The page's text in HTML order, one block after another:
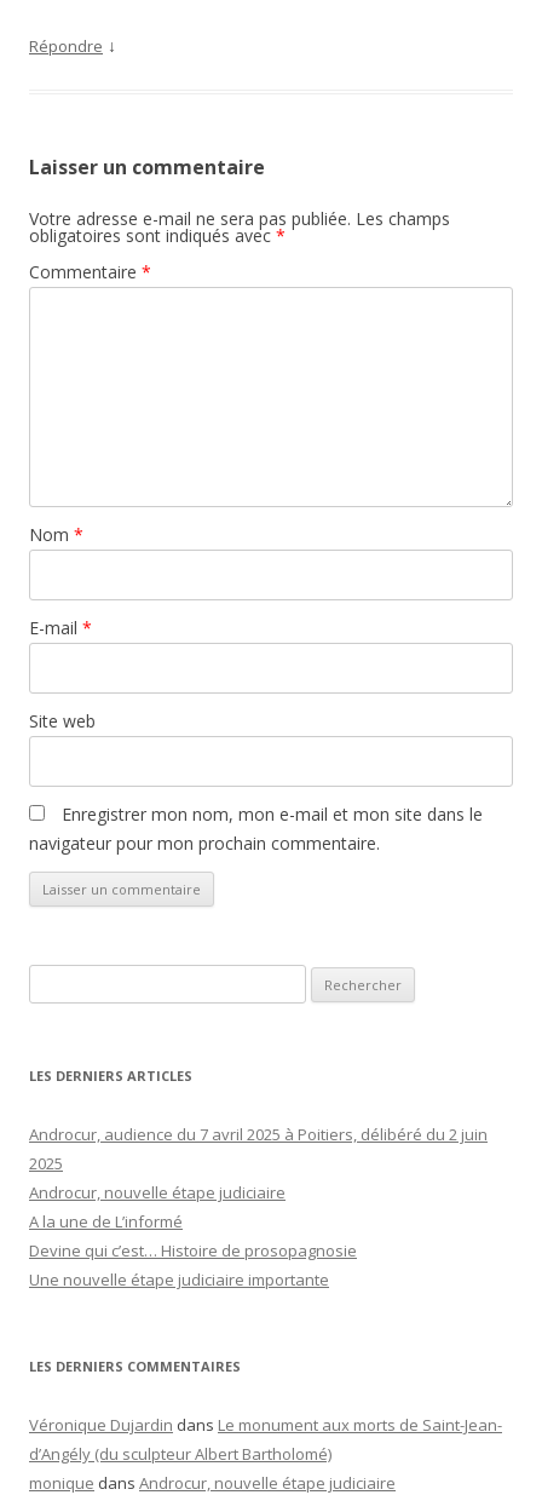
Répondre ↓
Laisser un commentaire
Votre adresse e-mail ne sera pas publiée. Les champs
obligatoires sont indiqués avec *
Commentaire *
Nom *
E-mail *
Site web
Enregistrer mon nom, mon e-mail et mon site dans le
navigateur pour mon prochain commentaire.
LES DERNIERS ARTICLES
Androcur, audience du 7 avril 2025 à Poitiers, délibéré du 2 juin
2025
Androcur, nouvelle étape judiciaire
A la une de L’informé
Devine qui c’est… Histoire de prosopagnosie
Une nouvelle étape judiciaire importante
LES DERNIERS COMMENTAIRES
Véronique Dujardin dans Le monument aux morts de Saint-Jean-
d’Angély (du sculpteur Albert Bartholomé)
monique dans Androcur, nouvelle étape judiciaire